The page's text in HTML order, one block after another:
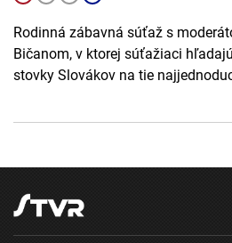
Rodinná zábavná súťaž s
Bičanom, v ktorej súťažiaci
stovky Slovákov na tie